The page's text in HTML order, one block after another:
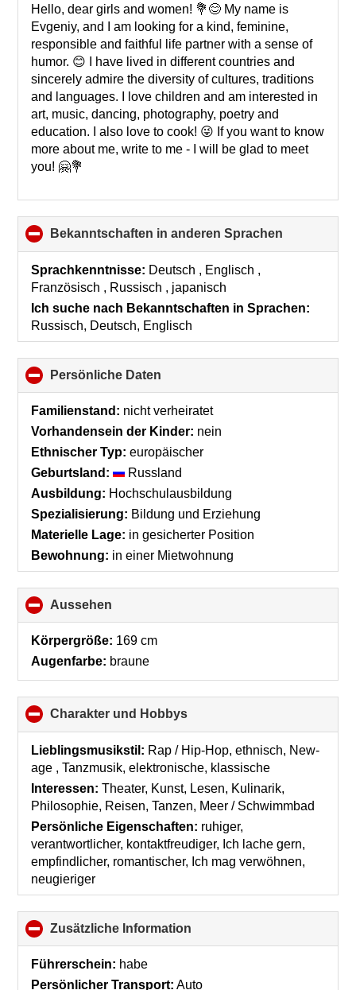
collapse
contents
Hello, dear girls and women! 💐😊 My name is
Evgeniy, and I am looking for a kind, feminine,
responsible and faithful life partner with a sense of
humor. 😊 I have lived in different countries and
sincerely admire the diversity of cultures, traditions
and languages. I love children and am interested in
art, music, dancing, photography, poetry and
education. I also love to cook! 😜 If you want to know
more about me, write to me - I will be glad to meet
you! 🤗💐
Bekanntschaften in anderen Sprachen
to
Sprachkenntnisse: Deutsch , Englisch ,
Französisch , Russisch , japanisch
Ich suche nach Bekanntschaften in Sprachen:
Russisch, Deutsch, Englisch
Persönliche Daten
to
collapse
Familienstand: nicht verheiratet
Vorhandensein der Kinder: nein
Ethnischer Typ: europäischer
Geburtsland:
Russland
Ausbildung: Hochschulausbildung
Spezialisierung: Bildung und Erziehung
Materielle Lage: in gesicherter Position
Bewohnung: in einer Mietwohnung
Aussehen
to
collapse
Körpergröße: 169 cm
Augenfarbe: braune
Charakter und Hobbys
to
collapse
contents
Lieblingsmusikstil: Rap / Hip-Hop, ethnisch, New-
age , Tanzmusik, elektronische, klassische
Interessen: Theater, Kunst, Lesen, Kulinarik,
Philosophie, Reisen, Tanzen, Meer / Schwimmbad
Persönliche Eigenschaften: ruhiger,
verantwortlicher, kontaktfreudiger, Ich lache gern,
empfindlicher, romantischer, Ich mag verwöhnen,
neugieriger
Zusätzliche Information
to
Führerschein: habe
Persönlicher Transport: Auto